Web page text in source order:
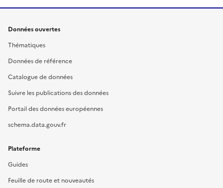
Données ouvertes
Thématiques
Données de référence
Catalogue de données
Suivre les publications des données
Portail des données européennes
schema.data.gouv.fr
Plateforme
Guides
Feuille de route et nouveautés